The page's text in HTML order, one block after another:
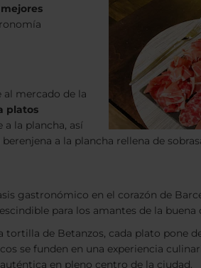
al mercado de la
platos
a la plancha, así
a la plancha rellena de
gastronómico en el corazón de
para los amantes de la buena
tortilla de Betanzos, cada plato pone
se funden en una experiencia
en pleno centro de la ciudad.